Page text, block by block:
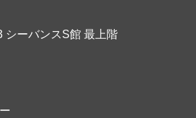
シーバンスS館 最上階